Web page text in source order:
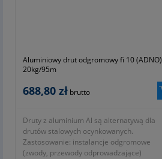
Aluminiowy drut odgromowy fi 10 (ADNO)
20kg/95m
688,80 zł brutto
Druty z aluminium Al są alternatywą dla
drutów stalowych ocynkowanych.
Zastosowanie: instalancje odgromowe
(zwody, przewody odprowadzające)